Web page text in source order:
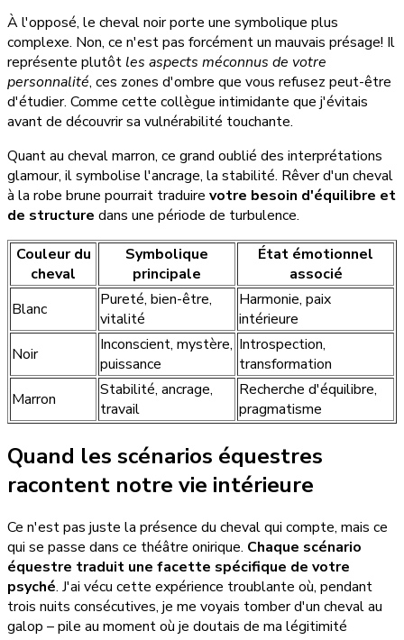
À l'opposé, le cheval noir porte une symbolique plus
complexe. Non, ce n'est pas forcément un mauvais présage! Il
représente plutôt les aspects méconnus de votre
personnalité, ces zones d'ombre que vous refusez peut-être
d'étudier. Comme cette collègue intimidante que j'évitais
avant de découvrir sa vulnérabilité touchante.
Quant au cheval marron, ce grand oublié des interprétations
glamour, il symbolise l'ancrage, la stabilité. Rêver d'un cheval
à la robe brune pourrait traduire votre besoin d'équilibre et
de structure dans une période de turbulence.
Couleur du
cheval
Symbolique
principale
État émotionnel
associé
Blanc
Pureté, bien-être,
vitalité
Harmonie, paix
intérieure
Noir
Inconscient, mystère,
puissance
Introspection,
transformation
Marron
Stabilité, ancrage,
travail
Recherche d'équilibre,
pragmatisme
Quand les scénarios équestres
racontent notre vie intérieure
Ce n'est pas juste la présence du cheval qui compte, mais ce
qui se passe dans ce théâtre onirique. Chaque scénario
équestre traduit une facette spécifique de votre
psyché. J'ai vécu cette expérience troublante où, pendant
trois nuits consécutives, je me voyais tomber d'un cheval au
galop – pile au moment où je doutais de ma légitimité